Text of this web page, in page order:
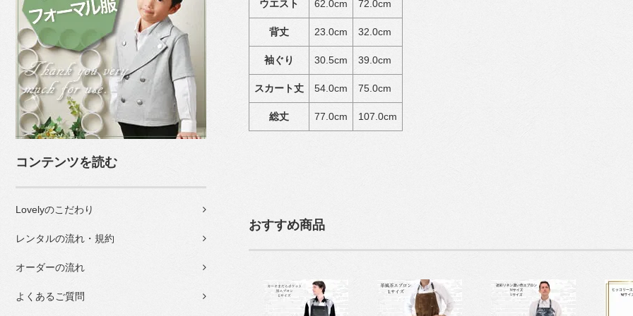
コンテンツを読む
Lovelyのこだわり
レンタルの流れ・規約
オーダーの流れ
よくあるご質問
ウエスト 62.0cm 72.0cm
背丈 23.0cm 32.0cm
袖ぐり 30.5cm 39.0cm
スカート丈 54.0cm 75.0cm
総丈 77.0cm 107.0cm
おすすめ商品